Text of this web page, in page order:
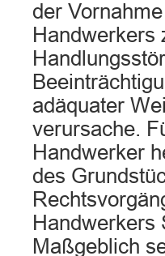
der
Handwerkers
adäquater
verursache.
Handwerker
des
Handwerkers
Maßgeblich